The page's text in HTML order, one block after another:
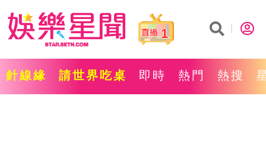
1
針線緣 請世界吃桌 即時 熱門 熱搜